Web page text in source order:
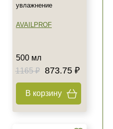
увлажнение
AVAILPROF
500 мл
1165 ₽
873.75 ₽
В корзину